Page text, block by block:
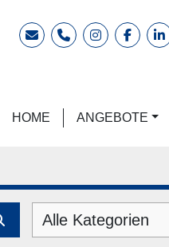
E-MailTelefoninstagram
HOME ANGEBOTE
Alle Kategorien